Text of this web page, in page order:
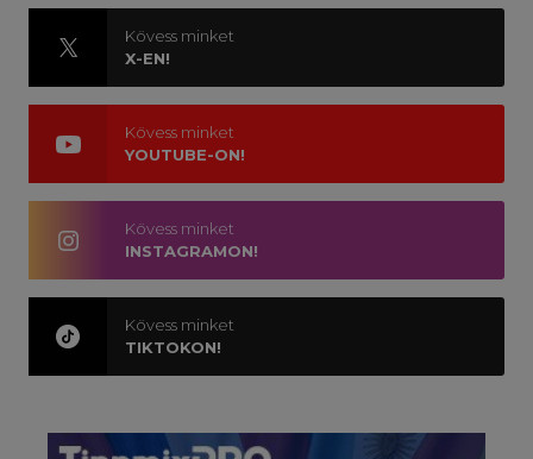
Kövess minket
X-EN!
Kövess minket
YOUTUBE-ON!
Kövess minket
INSTAGRAMON!
Kövess minket
TIKTOKON!